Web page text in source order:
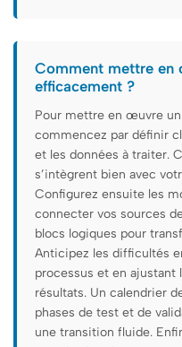
Comment mettre en
efficacement ?
Pour mettre en œuvre
commencez par définir
et les données à traiter.
s’intègrent bien avec
Configurez ensuite les
connecter vos sources
blocs logiques pour
Anticipez les difficultés
processus et en ajustant
résultats. Un calendrier
phases de test et de
une transition fluide.